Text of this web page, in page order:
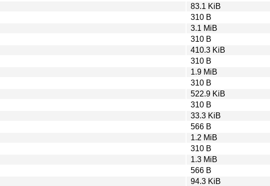
83.1 KiB
310 B
3.1 MiB
310 B
410.3 KiB
310 B
1.9 MiB
310 B
522.9 KiB
310 B
33.3 KiB
566 B
1.2 MiB
310 B
1.3 MiB
566 B
94.3 KiB